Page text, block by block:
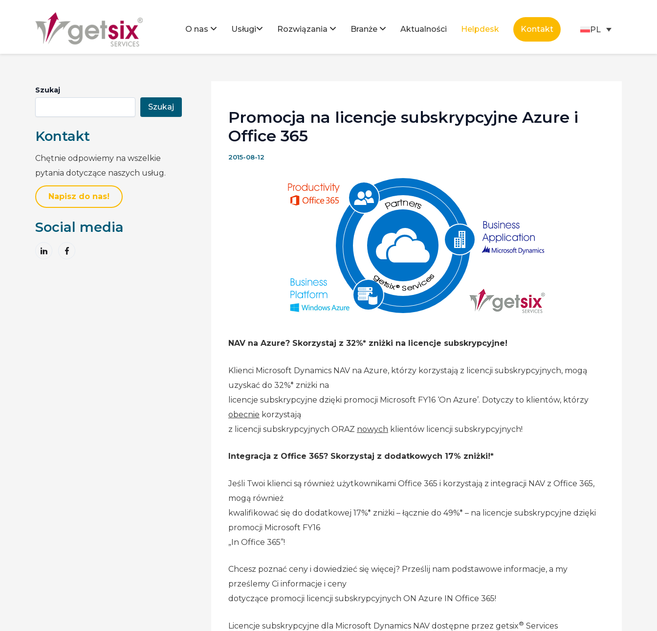
O nas Usługi Rozwiązania Branże Aktualności Helpdesk Kontakt PL
Strona główna>Aktualności> Promocja na licencje subskrypcyjne Azure i Office 365
Szukaj
Szukaj
Kontakt
Chętnie odpowiemy na wszelkie
pytania dotyczące naszych usług.
Napisz do nas!
Social media
Promocja na licencje subskrypcyjne Azure i
Office 365
2015-08-12
NAV na Azure? Skorzystaj z 32%* zniżki na licencje subskrypcyjne!
Klienci Microsoft Dynamics NAV na Azure, którzy korzystają z licencji subskrypcyjnych, mogą
uzyskać do 32%* zniżki na
licencje subskrypcyjne dzięki promocji Microsoft FY16 ‘On Azure’. Dotyczy to klientów, którzy
obecnie korzystają
z licencji subskrypcyjnych ORAZ nowych klientów licencji subskrypcyjnych!
Integracja z Office 365? Skorzystaj z dodatkowych 17% zniżki!*
Jeśli Twoi klienci są również użytkownikami Office 365 i korzystają z integracji NAV z Office 365,
mogą również
kwalifikować się do dodatkowej 17%* zniżki – łącznie do 49%* – na licencje subskrypcyjne dzięki
promocji Microsoft FY16
„In Office 365”!
Chcesz poznać ceny i dowiedzieć się więcej? Prześlij nam podstawowe informacje, a my
prześlemy Ci informacje i ceny
dotyczące promocji licencji subskrypcyjnych ON Azure IN Office 365!
Licencje subskrypcyjne dla Microsoft Dynamics NAV dostępne przez getsix® Services